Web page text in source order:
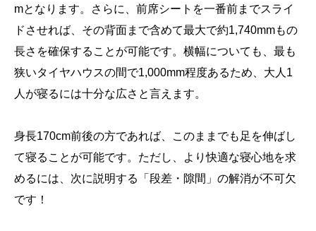
mとなります。さらに、前席シートを一番前までスライ
ドさせれば、その背面まで含めて最大で約1,740mmもの
長さを確保することが可能です。横幅についても、最も
狭いタイヤハウスの間で1,000mm程度あるため、大人1
人が寝るには十分な広さと言えます。
身長170cm前後の方であれば、このままでも足を伸ばし
て寝ることが可能です。ただし、より快適な寝心地を求
めるには、次に説明する「段差・隙間」の解消が不可欠
です！